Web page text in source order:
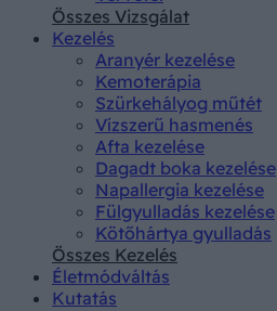
Összes Vizsgálat
Kezelés
Aranyér kezelése
Kemoterápia
Szürkehályog műtét
Vízszerű hasmenés
Afta kezelése
Dagadt boka kezelése
Napallergia kezelése
Fülgyulladás kezelése
Kötőhártya gyulladás
Összes Kezelés
Életmódváltás
Kutatás